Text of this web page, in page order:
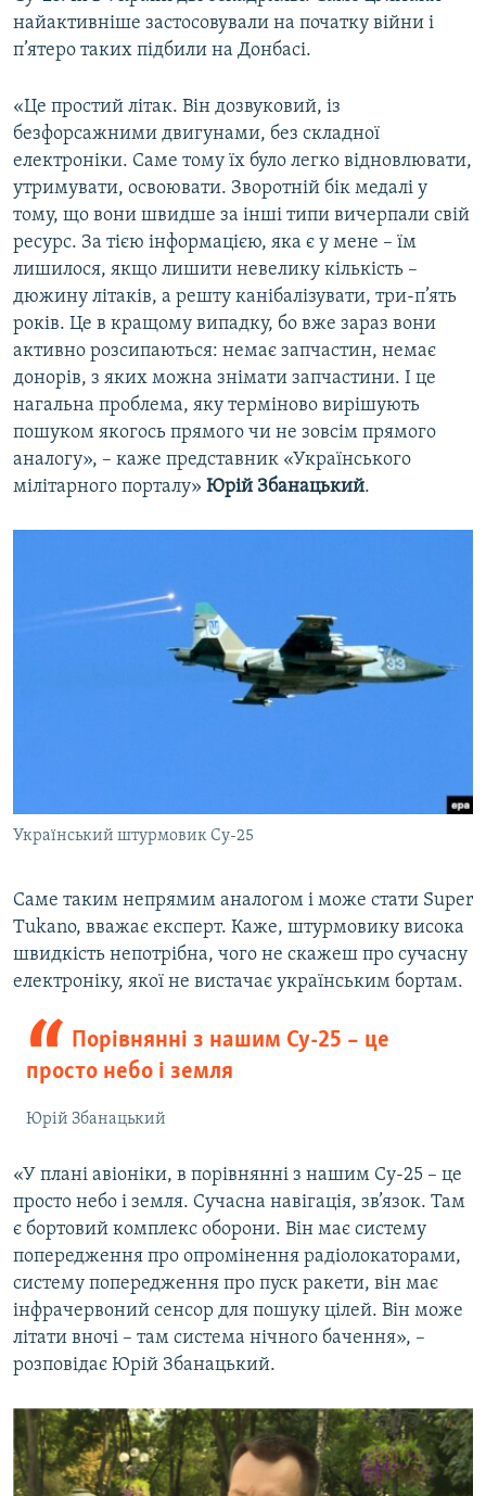
найактивніше застосовували на початку війни і
п’ятеро таких підбили на Донбасі.
«Це простий літак. Він дозвуковий, із
безфорсажними двигунами, без складної
електроніки. Саме тому їх було легко відновлювати,
утримувати, освоювати. Зворотній бік медалі у
тому, що вони швидше за інші типи вичерпали свій
ресурс. За тією інформацією, яка є у мене – їм
лишилося, якщо лишити невелику кількість –
дюжину літаків, а решту канібалізувати, три-п’ять
років. Це в кращому випадку, бо вже зараз вони
активно розсипаються: немає запчастин, немає
донорів, з яких можна знімати запчастини. І це
нагальна проблема, яку терміново вирішують
пошуком якогось прямого чи не зовсім прямого
аналогу», – каже представник «Українського
мілітарного порталу» Юрій Збанацький.
Український штурмовик Су-25
Саме таким непрямим аналогом і може стати Super
Tukano, вважає експерт. Каже, штурмовику висока
швидкість непотрібна, чого не скажеш про сучасну
електроніку, якої не вистачає українським бортам.
Порівнянні з нашим Су-25 – це
просто небо і земля
Юрій Збанацький
«У плані авіоніки, в порівнянні з нашим Су-25 – це
просто небо і земля. Сучасна навігація, зв’язок. Там
є бортовий комплекс оборони. Він має систему
попередження про опромінення радіолокаторами,
систему попередження про пуск ракети, він має
інфрачервоний сенсор для пошуку цілей. Він може
літати вночі – там система нічного бачення», –
розповідає Юрій Збанацький.